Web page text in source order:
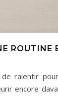
ROUTINE
ralentir
encore